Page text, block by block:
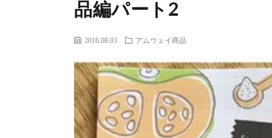
品編パート2
2016.08.03 アムウェイ商品